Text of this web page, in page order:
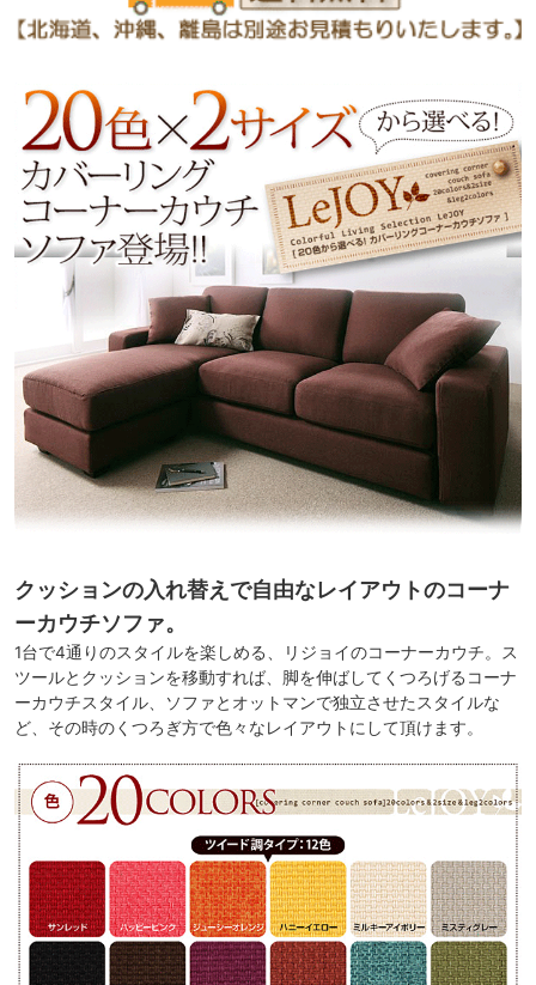
クッションの入れ替えで自由なレイアウトのコーナ
ーカウチソファ。
1台で4通りのスタイルを楽しめる、リジョイのコーナーカウチ。ス
ツールとクッションを移動すれば、脚を伸ばしてくつろげるコーナ
ーカウチスタイル、ソファとオットマンで独立させたスタイルな
ど、その時のくつろぎ方で色々なレイアウトにして頂けます。